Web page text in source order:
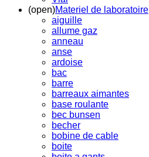
(open)Materiel de laboratoire
aiguille
allume gaz
anneau
anse
ardoise
bac
barre
barreaux aimantes
base roulante
bec bunsen
becher
bobine de cable
boite